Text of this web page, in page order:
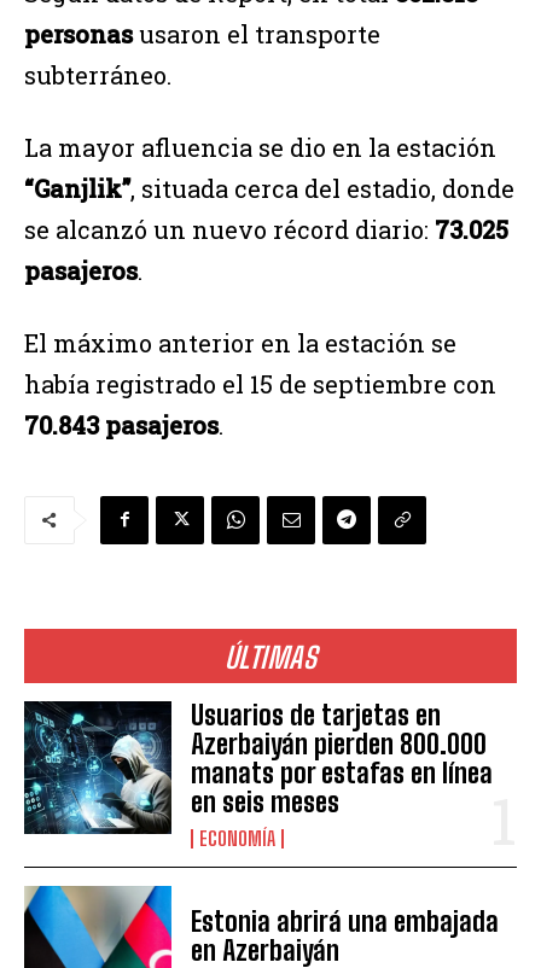
ÚLTIMAS
Usuarios de tarjetas en
Azerbaiyán pierden 800.000
manats por estafas en línea
en seis meses
ECONOMÍA
Estonia abrirá una embajada
en Azerbaiyán
personasusaron el transporte
subterráneo.
La mayor afluencia se dio en la estación
“Ganjlik”, situada cerca del estadio, donde
se alcanzó un nuevo récord diario: 73.025
pasajeros.
El máximo anterior en la estación se
había registrado el 15 de septiembre con
70.843 pasajeros.